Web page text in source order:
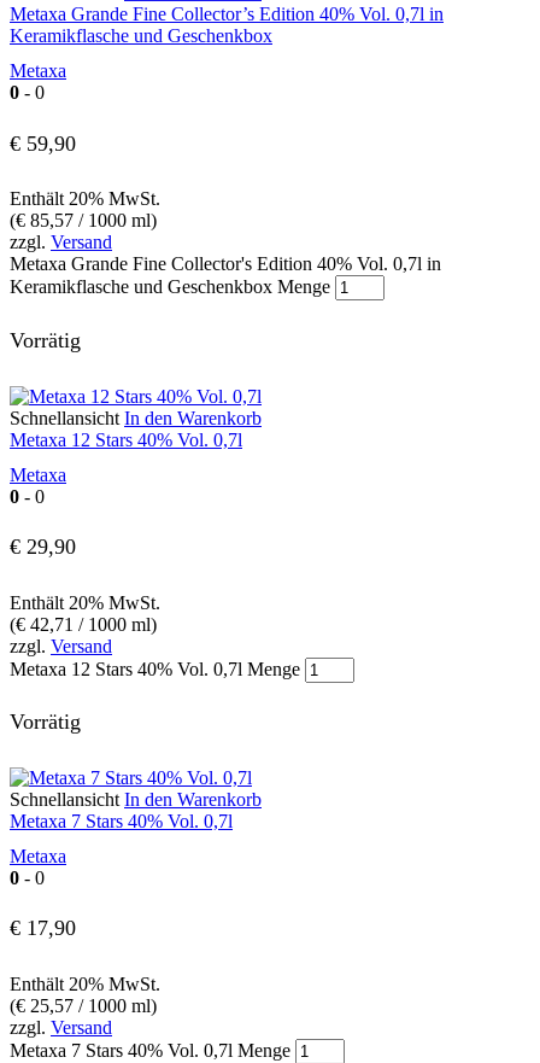
Metaxa Grande Fine Collector’s Edition 40% Vol. 0,7l in
Keramikflasche und Geschenkbox
Metaxa
0 - 0
€ 59,90
Enthält 20% MwSt.
(€ 85,57 / 1000 ml)
zzgl. Versand
Metaxa Grande Fine Collector's Edition 40% Vol. 0,7l in
Keramikflasche und Geschenkbox Menge
Vorrätig
Schnellansicht In den Warenkorb
Metaxa 12 Stars 40% Vol. 0,7l
Metaxa
0 - 0
€ 29,90
Enthält 20% MwSt.
(€ 42,71 / 1000 ml)
zzgl. Versand
Metaxa 12 Stars 40% Vol. 0,7l Menge
Vorrätig
Schnellansicht In den Warenkorb
Metaxa 7 Stars 40% Vol. 0,7l
Metaxa
0 - 0
€ 17,90
Enthält 20% MwSt.
(€ 25,57 / 1000 ml)
zzgl. Versand
Metaxa 7 Stars 40% Vol. 0,7l Menge